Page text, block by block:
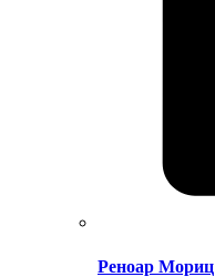
Реноар Мориц